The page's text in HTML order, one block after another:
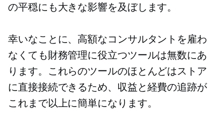
の平穏にも大きな影響を及ぼします。
幸いなことに、高額なコンサルタントを雇わ
なくても財務管理に役立つツールは無数にあ
ります。これらのツールのほとんどはストア
に直接接続できるため、収益と経費の追跡が
これまで以上に簡単になります。